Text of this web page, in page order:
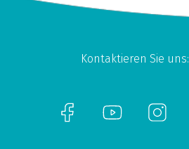
Kontaktieren Sie uns: